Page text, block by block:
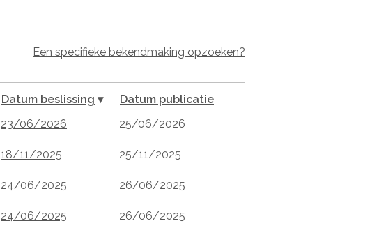
Een specifieke bekendmaking opzoeken?
Datum beslissing ▾
Datum publicatie
23/06/2026 25/06/2026
18/11/2025 25/11/2025
24/06/2025 26/06/2025
24/06/2025 26/06/2025